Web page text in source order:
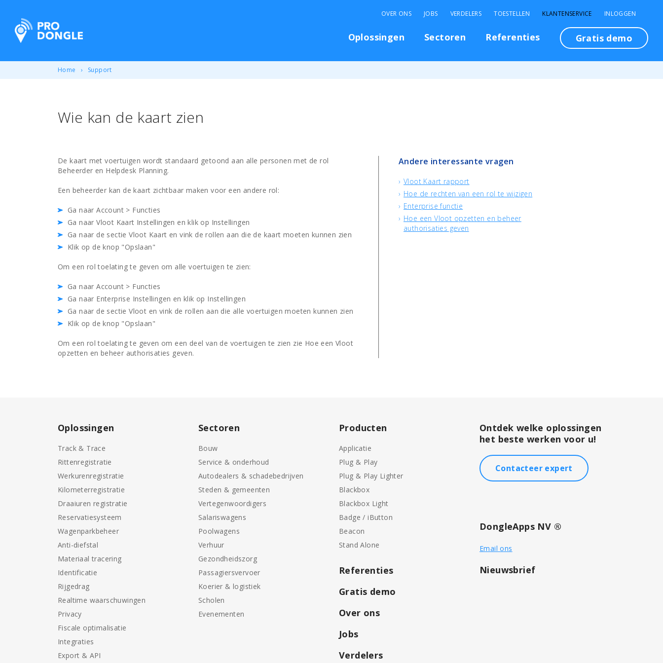
ProDongle Track & Trace
Oplossingen Sectoren Referenties Gratis demo
OVER ONS JOBS VERDELERS TOESTELLEN KLANTENSERVICE INLOGGEN
Home Support
Wie kan de kaart zien
De kaart met voertuigen wordt standaard getoond aan alle personen met de rol
Beheerder en Helpdesk Planning.
Een beheerder kan de kaart zichtbaar maken voor een andere rol:
Ga naar Account > Functies
Ga naar Vloot Kaart Instellingen en klik op Instellingen
Ga naar de sectie Vloot Kaart en vink de rollen aan die de kaart moeten kunnen zien
Klik op de knop "Opslaan"
Om een rol toelating te geven om alle voertuigen te zien:
Ga naar Account > Functies
Ga naar Enterprise Instellingen en klik op Instellingen
Ga naar de sectie Vloot en vink de rollen aan die alle voertuigen moeten kunnen zien
Klik op de knop "Opslaan"
Om een rol toelating te geven om een deel van de voertuigen te zien zie Hoe een Vloot
opzetten en beheer authorisaties geven.
Andere interessante vragen
Vloot Kaart rapport
Hoe de rechten van een rol te wijzigen
Enterprise functie
Hoe een Vloot opzetten en beheer
authorisaties geven
Oplossingen
Track & Trace
Rittenregistratie
Werkurenregistratie
Kilometerregistratie
Draaiuren registratie
Reservatiesysteem
Wagenparkbeheer
Anti-diefstal
Materiaal tracering
Identificatie
Rijgedrag
Realtime waarschuwingen
Privacy
Fiscale optimalisatie
Integraties
Export & API
Sectoren
Bouw
Service & onderhoud
Autodealers & schadebedrijven
Steden & gemeenten
Vertegenwoordigers
Salariswagens
Poolwagens
Verhuur
Gezondheidszorg
Passagiersvervoer
Koerier & logistiek
Scholen
Evenementen
Producten
Applicatie
Plug & Play
Plug & Play Lighter
Blackbox
Blackbox Light
Badge / iButton
Beacon
Stand Alone
Referenties
Gratis demo
Over ons
Jobs
Verdelers
Ontdek welke oplossingen
het beste werken voor u!
Contacteer expert
DongleApps NV ®
Email ons
Nieuwsbrief